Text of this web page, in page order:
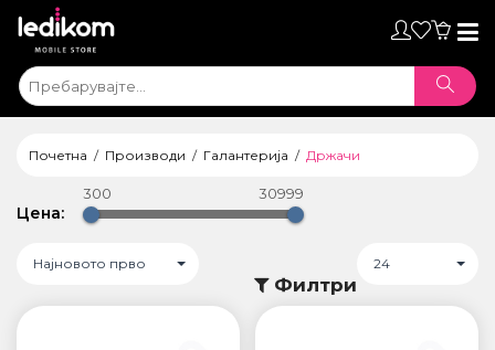
Почетна Производи Галантерија Држачи
Цена:
300 30999
Најновото прво 24
Филтри